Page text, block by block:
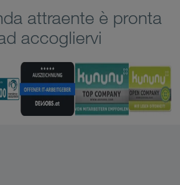
attraente è pronta
accogliervi